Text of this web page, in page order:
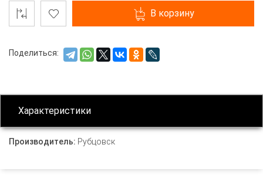
В корзину
Поделиться:
Характеристики
Производитель: Рубцовск